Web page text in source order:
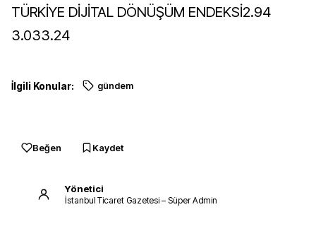
TÜRKİYE DİJİTAL DÖNÜŞÜM ENDEKSİ2.94
3.033.24
İlgili Konular: gündem
Beğen Kaydet
Yönetici
İstanbul Ticaret Gazetesi – Süper Admin